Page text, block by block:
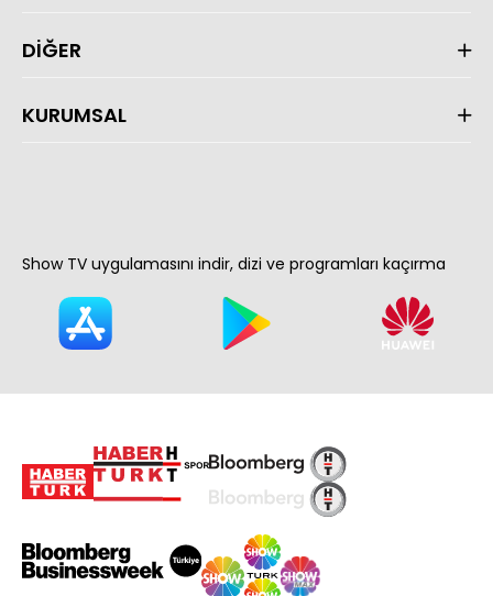
DİĞER
KURUMSAL
Show TV uygulamasını indir, dizi ve programları kaçırma